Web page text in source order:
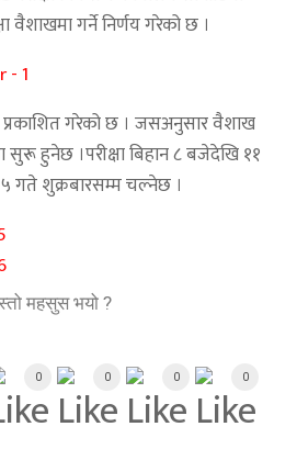
वैशाखमा गर्ने निर्णय गरेको छ ।
प्रकाशित गरेको छ । जसअनुसार वैशाख
सुरू हुनेछ ।परीक्षा बिहान ८ बजेदेखि ११
गते शुक्रबारसम्म चल्नेछ ।
महसुस भयो ?
0 0 0 0